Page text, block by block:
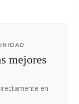
mejores
en